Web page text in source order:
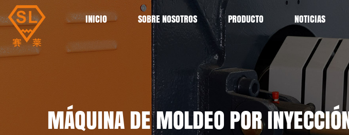
INICIO SOBRE NOSOTROS PRODUCTO NOTICIAS
MÁQUINA DE MOLDEO POR